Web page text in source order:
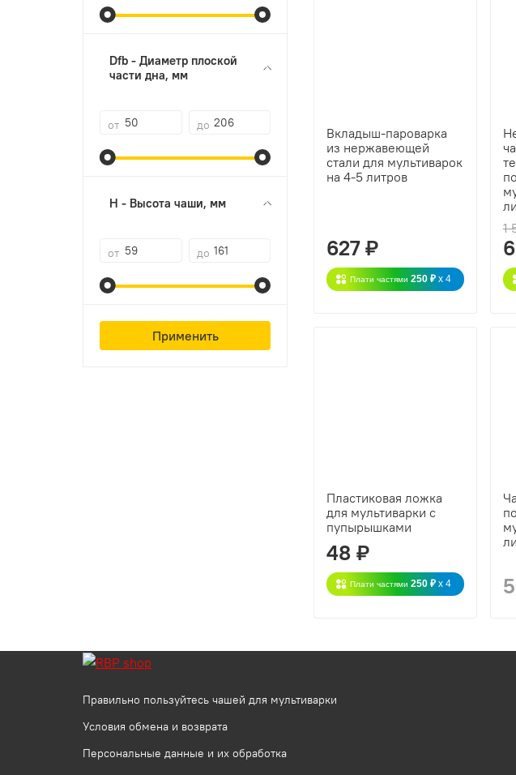
Вкладыш-пароварка
из нержавеющей
стали для мультиварок
на 4-5 литров
627 ₽
Плати частями 250 ₽ x 4
1
Пластиковая ложка
для мультиварки с
пупырышками
48 ₽
Плати частями 250 ₽ x 4
Dfb - Диаметр плоской
части дна, мм
от до
H - Высота чаши, мм
от до
Применить
Правильно пользуйтесь чашей для мультиварки
Условия обмена и возврата
Персональные данные и их обработка